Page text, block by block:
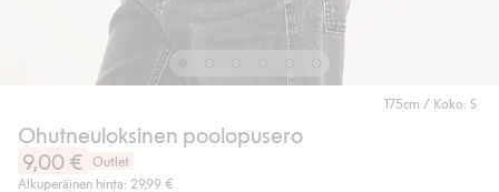
175cm / Koko: S
Ohutneuloksinen poolopusero
9,00 €
Outlet
Alkuperäinen hinta: 29,99 €